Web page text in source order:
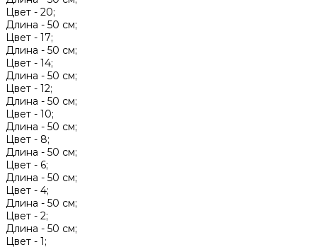
Цвет - 20;
Длина - 50 см;
Цвет - 17;
Длина - 50 см;
Цвет - 14;
Длина - 50 см;
Цвет - 12;
Длина - 50 см;
Цвет - 10;
Длина - 50 см;
Цвет - 8;
Длина - 50 см;
Цвет - 6;
Длина - 50 см;
Цвет - 4;
Длина - 50 см;
Цвет - 2;
Длина - 50 см;
Цвет - 1;